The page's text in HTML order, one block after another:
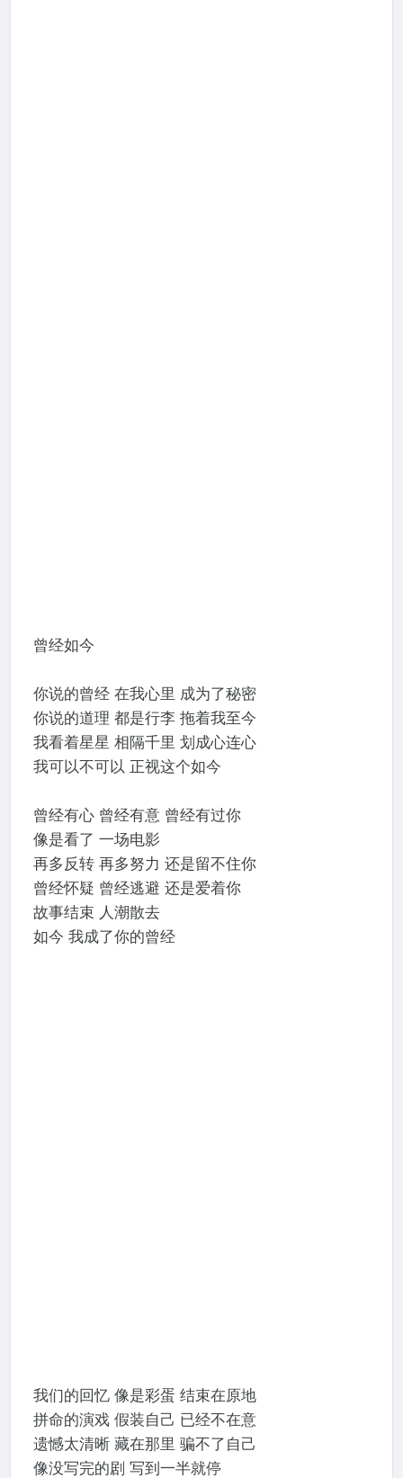
曾经如今
你说的曾经 在我心里 成为了秘密
你说的道理 都是行李 拖着我至今
我看着星星 相隔千里 划成心连心
我可以不可以 正视这个如今
曾经有心 曾经有意 曾经有过你
像是看了 一场电影
再多反转 再多努力 还是留不住你
曾经怀疑 曾经逃避 还是爱着你
故事结束 人潮散去
如今 我成了你的曾经
我们的回忆 像是彩蛋 结束在原地
拼命的演戏 假装自己 已经不在意
遗憾太清晰 藏在那里 骗不了自己
像没写完的剧 写到一半就停